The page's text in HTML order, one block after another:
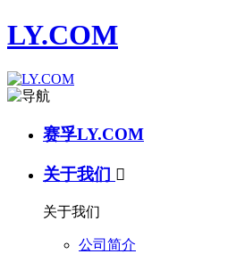
LY.COM
赛孚LY.COM
关于我们 
关于我们
公司简介